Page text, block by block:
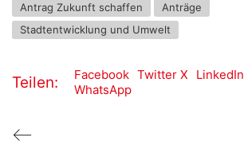
Antrag Zukunft schaffen
Anträge
Stadtentwicklung und Umwelt
Teilen: Facebook Twitter X LinkedIn
WhatsApp